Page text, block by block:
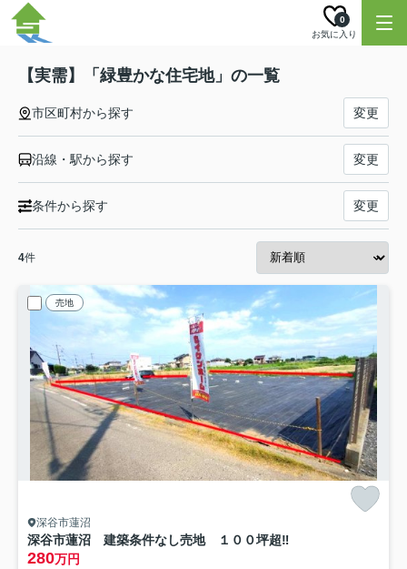
お気に入り
0
【実需】「緑豊かな住宅地」の一覧
市区町村から探す 変更
沿線・駅から探す 変更
条件から探す 変更
4件
売地
深谷市蓮沼
深谷市蓮沼 建築条件なし売地 １００坪超‼
280万円